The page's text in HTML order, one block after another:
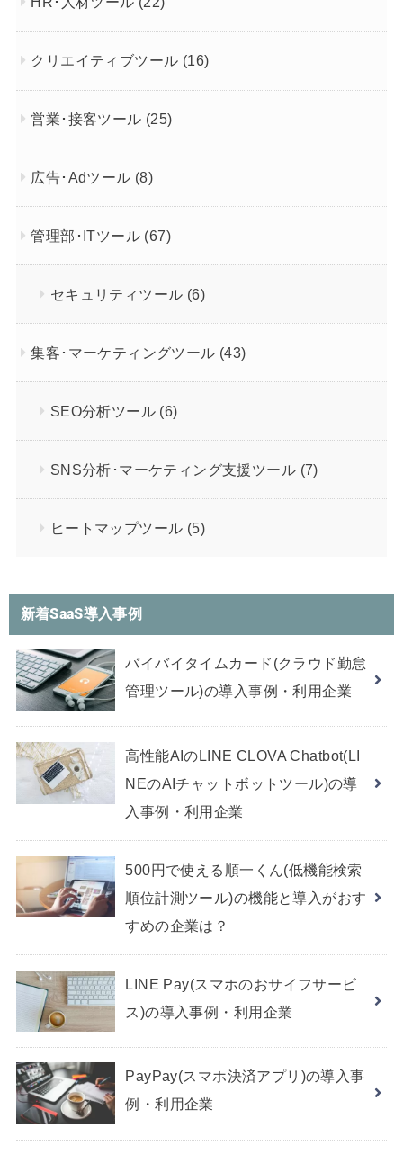
クリエイティブツール (16)
営業･接客ツール (25)
広告･Adツール (8)
管理部･ITツール (67)
セキュリティツール (6)
集客･マーケティングツール (43)
SEO分析ツール (6)
SNS分析･マーケティング支援ツール (7)
ヒートマップツール (5)
新着SaaS導入事例
バイバイタイムカード(クラウド勤怠
管理ツール)の導入事例・利用企業
高性能AIのLINE CLOVA Chatbot(LI
NEのAIチャットボットツール)の導
入事例・利用企業
500円で使える順一くん(低機能検索
順位計測ツール)の機能と導入がおす
すめの企業は？
LINE Pay(スマホのおサイフサービ
ス)の導入事例・利用企業
PayPay(スマホ決済アプリ)の導入事
例・利用企業